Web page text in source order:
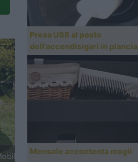
Next
Presa USB al posto
dell'accendisigari in plancia
Mensole accontenta mogli